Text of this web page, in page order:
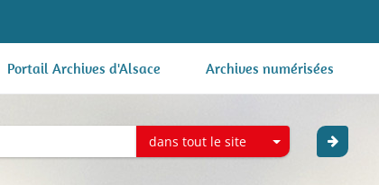
Portail Archives d'Alsace Archives numérisées
dans tout le site